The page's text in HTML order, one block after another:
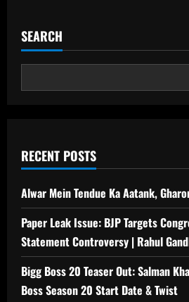
SEARCH
RECENT POSTS
Alwar Mein Tendue Ka Aatank,
Paper Leak Issue: BJP Targets
Statement Controversy | Rahul
Bigg Boss 20 Teaser Out: Salman
Boss Season 20 Start Date & Twist